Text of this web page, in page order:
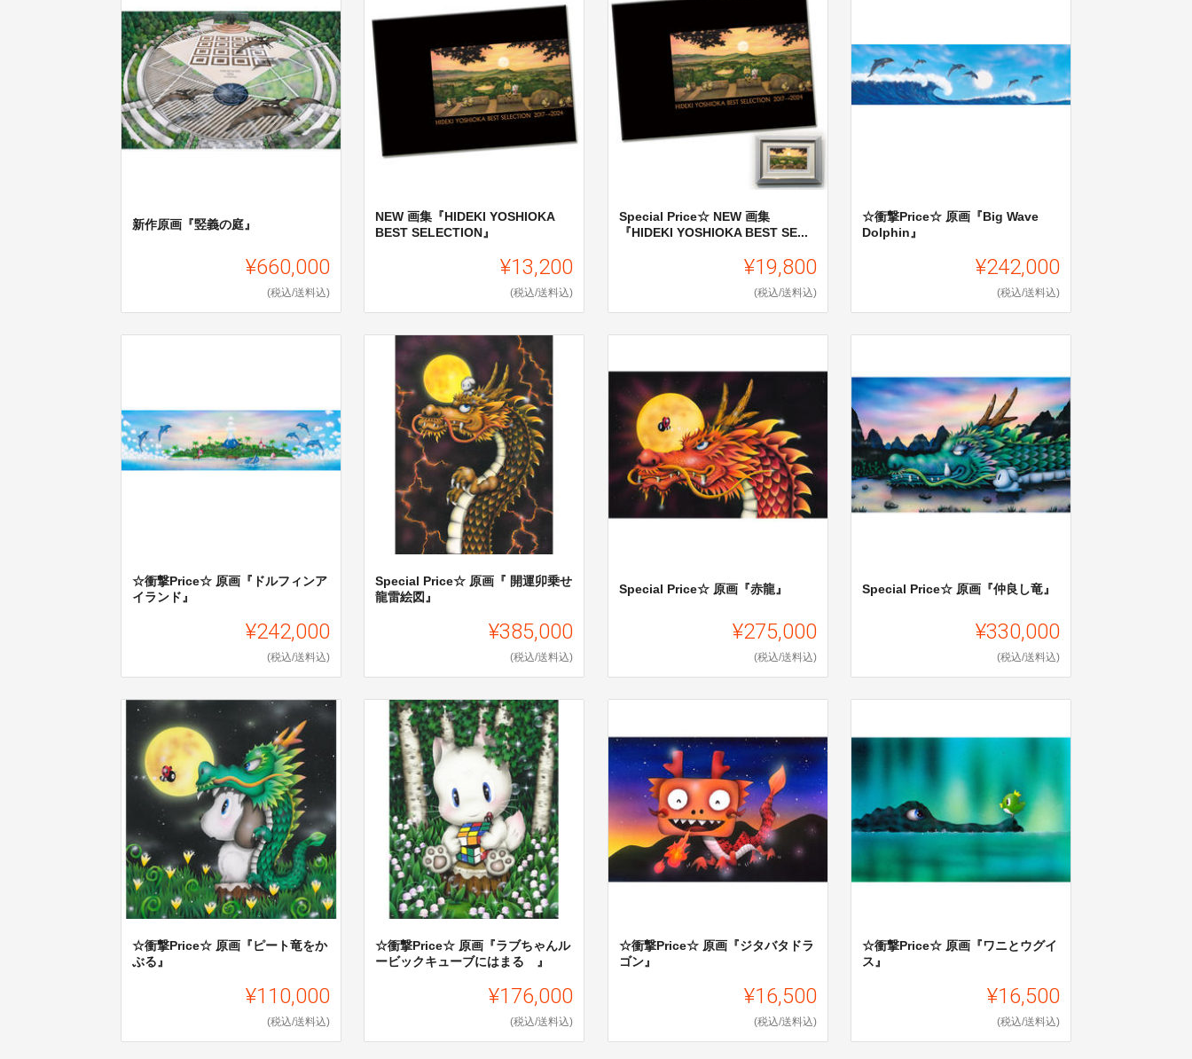
新作原画『竪義の庭』
¥660,000
(税込/送料込)
NEW 画集『HIDEKI YOSHIOKA
BEST SELECTION』
¥13,200
(税込/送料込)
Special Price☆ NEW 画集
『HIDEKI YOSHIOKA BEST SE...
¥19,800
(税込/送料込)
☆衝撃Price☆ 原画『Big Wave
Dolphin』
¥242,000
(税込/送料込)
☆衝撃Price☆ 原画『ドルフィンア
イランド』
¥242,000
(税込/送料込)
Special Price☆ 原画『 開運卯乗せ
龍雷絵図』
¥385,000
(税込/送料込)
Special Price☆ 原画『赤龍』
¥275,000
(税込/送料込)
Special Price☆ 原画『仲良し竜』
¥330,000
(税込/送料込)
☆衝撃Price☆ 原画『ピート竜をか
ぶる』
¥110,000
(税込/送料込)
☆衝撃Price☆ 原画『ラブちゃんル
ービックキューブにはまる 』
¥176,000
(税込/送料込)
☆衝撃Price☆ 原画『ジタバタドラ
ゴン』
¥16,500
(税込/送料込)
☆衝撃Price☆ 原画『ワニとウグイ
ス』
¥16,500
(税込/送料込)